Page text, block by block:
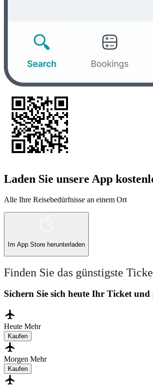
Laden Sie unsere App
Alle Ihre Reisebedürfnisse an einem Ort
Im App Store herunterladen
Finden Sie das günstigste
Sichern Sie sich heute Ihr Ticket
Heute Mehr
Kaufen
Morgen Mehr
Kaufen